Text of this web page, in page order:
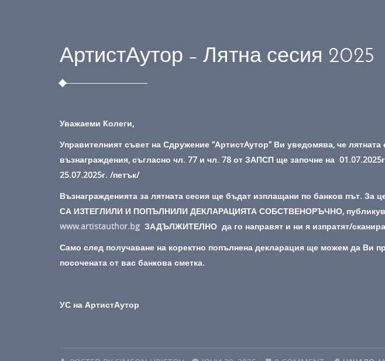
АртистАутор – Лятна сесия 2025
Уважаеми Колеги,
Управителният съвет на Сдружение “АртистAутор” Ви уведомява, че
възнаграждения, съгласно чл. 77 и чл. 78 от ЗАПСП ще започне на
25.07.2025г. /петък/
Възнагражденията за лятната сесия ще бъдат изплащани по банков път. За
СА ИЗТЕГЛИЛИ И ПОПЪЛНИЛИ ДЕКЛАРАЦИЯТА СОБСТВЕНОРЪЧНО,
www.artistauthor.bg ЗАДЪЛЖИТЕЛНО да го направят и ни я изпратят/
Само след получаване на коректно попълнена декларация ще можем да Ви
посочената от вас банкова сметка.
УС на АртистАутор